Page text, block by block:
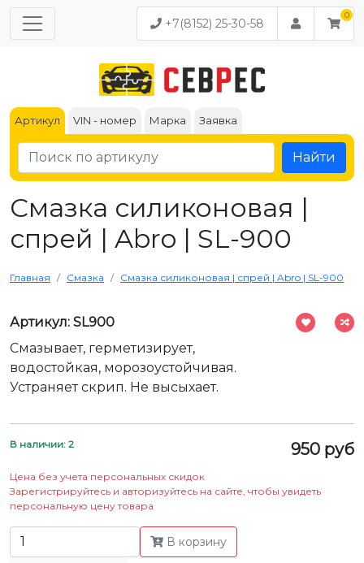
+7(8152) 25-30-58
Артикул VIN - номер Марка Заявка
Найти
Смазка силиконовая |
спрей | Abro | SL-900
Главная Смазка Смазка силиконовая | спрей | Abro | SL-900
Артикул: SL900
Смазывает, герметизирует,
водостойкая, морозоустойчивая.
Устраняет скрип. Не высыхает.
В наличии: 2 950 руб
Цена без учета персональных скидок
Зарегистрируйтесь и авторизуйтесь на сайте, чтобы увидеть
персональную цену товара
В корзину